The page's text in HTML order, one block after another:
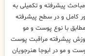
پیشرفته و تکمیلی به
کامل و در سطح پیشرفته
با نوع پوست و مو
پیشرفته مراقبت پوست
و مو در ابوجا هنرجویان